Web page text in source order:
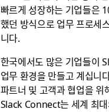
빠르게 성장하는 기업들은
했던 방식으로 업무 프로세
니다.
한국에서도 많은 기업들이
업무 환경을 만들고 계십
파트너 및 고객과 협업을
Slack Connect는 세계 최